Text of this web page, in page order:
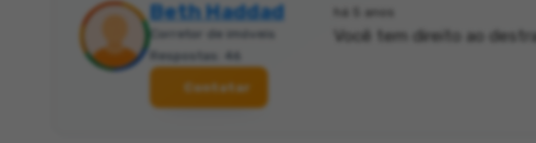
Beth Haddad
Corretor de imóveis
Respostas: 46
Contatar
há 5 anos
Você tem direito ao